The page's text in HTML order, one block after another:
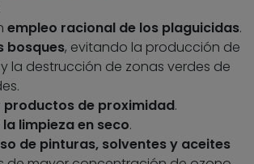
empleo racional de los plaguicidas.
bosques, evitando la producción de
la destrucción de zonas verdes de
productos de proximidad.
limpieza en seco.
de pinturas, solventes y aceites